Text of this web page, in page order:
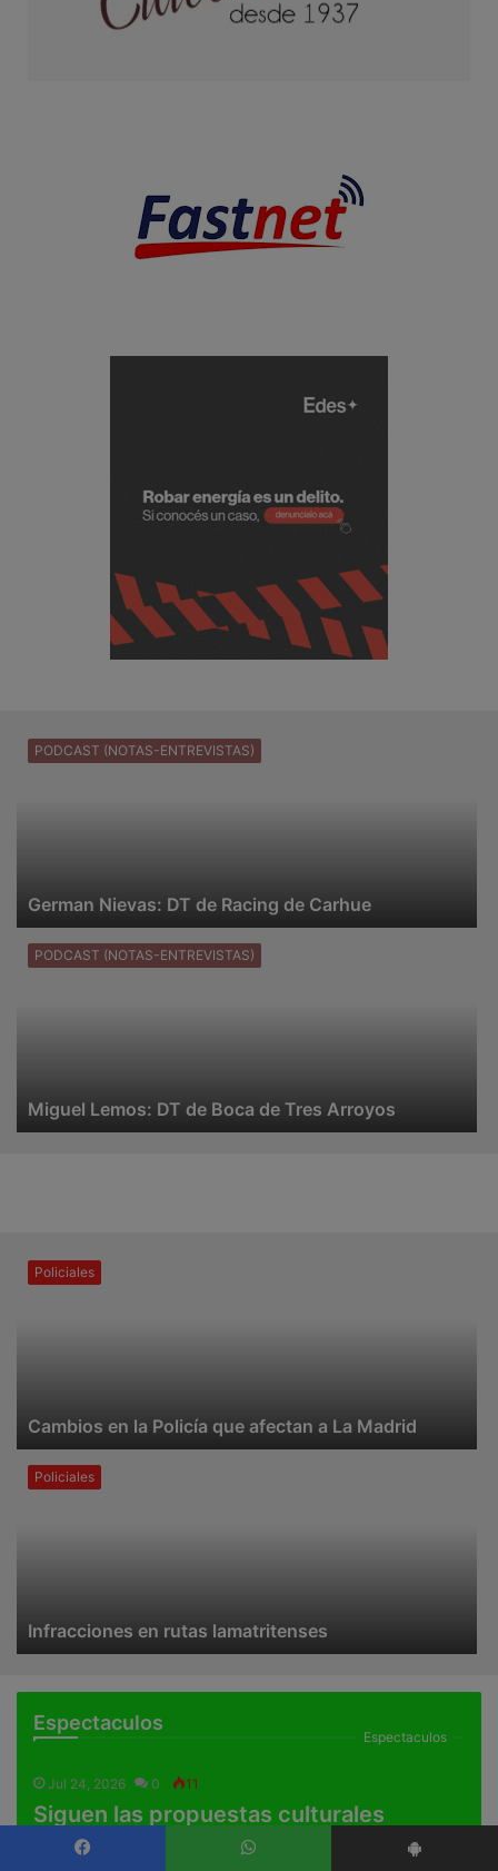
PODCAST (NOTAS-ENTREVISTAS)
German Nievas: DT de Racing de Carhue
PODCAST (NOTAS-ENTREVISTAS)
Miguel Lemos: DT de Boca de Tres Arroyos
Policiales
Cambios en la Policía que afectan a La Madrid
Policiales
Infracciones en rutas lamatritenses
Espectaculos
Espectaculos
Jul 24, 2026 0 11
Siguen las propuestas culturales
durante las vacaciones